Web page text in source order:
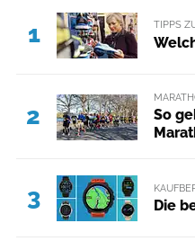
1 TIPPS
2
So
3 Die